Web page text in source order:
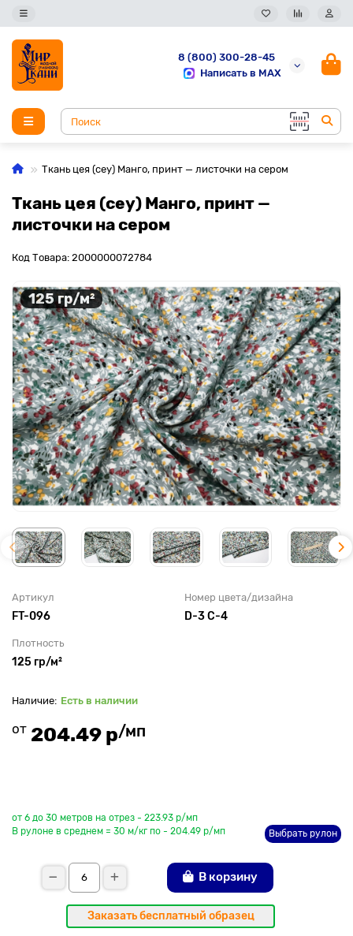
8 (800) 300-28-45
Написать в MAX
Ткань цея (cey) Манго, принт — листочки на сером
Ткань цея (cey) Манго, принт —
листочки на сером
Код Товара: 2000000072784
125 гр/м²
Артикул
FT-096
Номер цвета/дизайна
D-3 С-4
Плотность
125 гр/м²
Есть в наличии
от 204.49 р/мп
от 6 до 30 метров на отрез - 223.93 р/мп
В рулоне в среднем = 30 м/кг по - 204.49 р/мп
Выбрать рулон
В корзину
Заказать бесплатный образец